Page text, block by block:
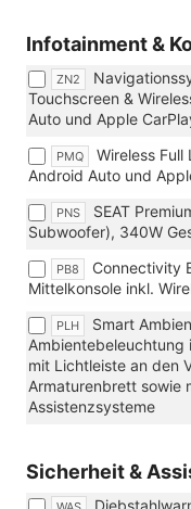
Infotainment &
ZN2
Touchscreen &
Auto und Apple
PMQ
Wireless
Android Auto und
PNS
SEAT
Subwoofer), 340W
PB8
Connectivity
Mittelkonsole inkl.
PLH
Smart
Ambientebeleuchtung
mit Lichtleiste an den
Armaturenbrett sowie
Assistenzsysteme
Sicherheit &